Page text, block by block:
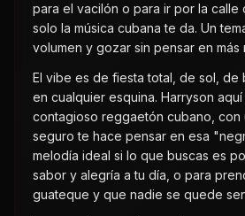
para el vacilón o para ir por la calle
solo la música cubana te da. Un
volumen y gozar sin pensar en más
El vibe es de fiesta total, de sol, de
en cualquier esquina. Harryson
contagioso reggaetón cubano, con
seguro te hace pensar en esa
melodía ideal si lo que buscas es
sabor y alegría a tu día, o para
guateque y que nadie se quede